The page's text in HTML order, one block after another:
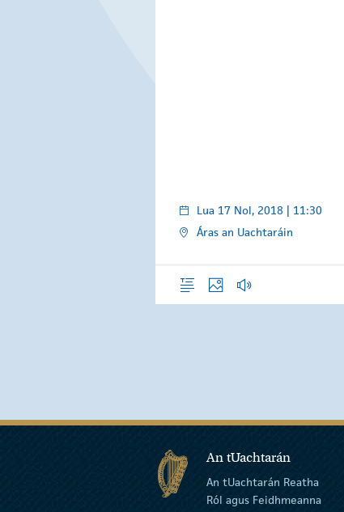
Lua 17 Nol, 2018 | 11:30
Áras an Uachtaráin
ForléargasGrianghraifGearrthóga Fuaime
An tUachtarán
An tUachtarán Reatha
Ról agus Feidhmeanna